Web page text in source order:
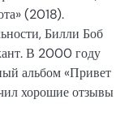
(2018).
Билли Боб
В 2000 году
альбом «Привет
хорошие отзывы